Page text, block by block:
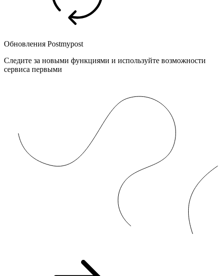
Обновления Postmypost
Следите за новыми функциями и используйте возможности
сервиса первыми